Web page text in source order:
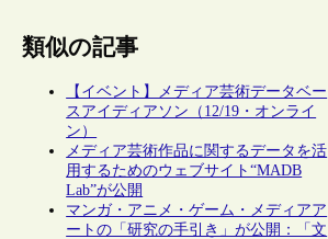
類似の記事
【イベント】メディア芸術データベー
スアイディアソン（12/19・オンライ
ン）
メディア芸術作品に関するデータを活
用するためのウェブサイト“MADB
Lab”が公開
マンガ・アニメ・ゲーム・メディアア
ートの「研究の手引き」が公開：「文